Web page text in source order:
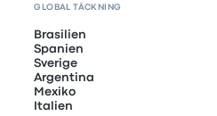
GLOBAL TÄCKNING
Brasilien
Spanien
Sverige
Argentina
Mexiko
Italien